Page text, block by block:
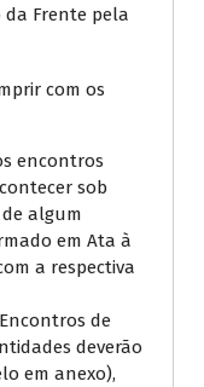
Frente pela
com os
encontros
sob
algum
em Ata à
a respectiva
de
deverão
em anexo),